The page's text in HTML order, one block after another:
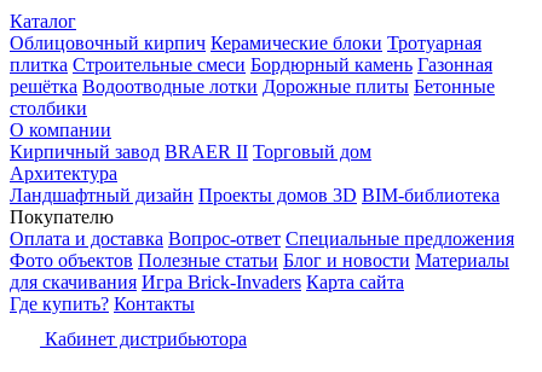
Каталог
Облицовочный кирпич Керамические блоки Тротуарная
плитка Строительные смеси Бордюрный камень Газонная
решётка Водоотводные лотки Дорожные плиты Бетонные
столбики
О компании
Кирпичный завод BRAER II Торговый дом
Архитектура
Ландшафтный дизайн Проекты домов 3D BIM-библиотека
Покупателю
Оплата и доставка Вопрос-ответ Специальные предложения
Фото объектов Полезные статьи Блог и новости Материалы
для скачивания Игра Brick-Invaders Карта сайта
Где купить? Контакты
Кабинет дистрибьютора